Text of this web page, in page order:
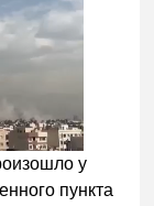
у
пункта